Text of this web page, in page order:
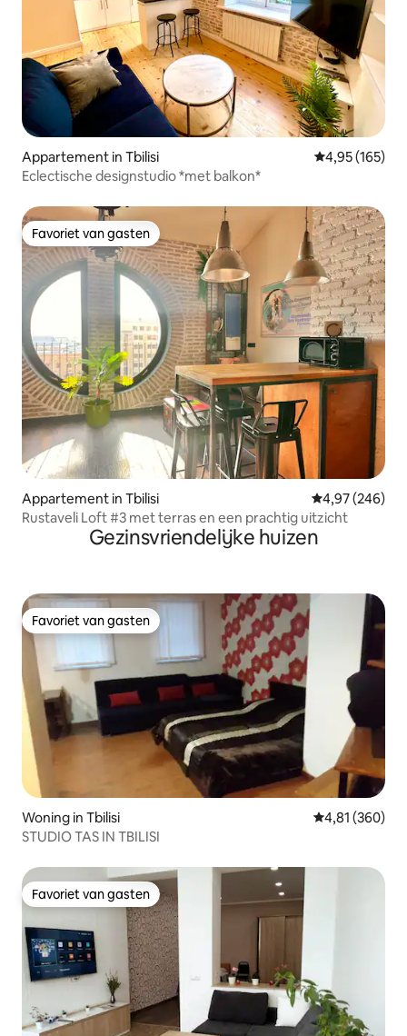
Appartement in Tbilisi Gemiddelde
4,95 (165)
Eclectische designstudio *met balkon*
Favoriet van gasten
Favoriet van gasten
Appartement in Tbilisi Gemiddelde
4,97 (246)
Rustaveli Loft #3 met terras en een prachtig uitzicht
Gezinsvriendelijke huizen
Favoriet van gasten
Favoriet van gasten
Woning in Tbilisi Gemiddelde
4,81 (360)
STUDIO TAS IN TBILISI
Favoriet van gasten
Favoriet van gasten